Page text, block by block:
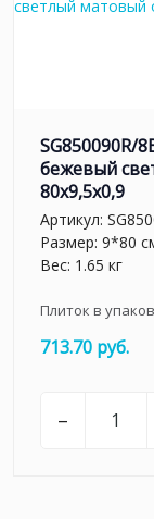
SG850090R/
бежевый
80x9,5x0,9
Артикул:
Размер: 9*80
Вес: 1.65 кг
Плиток в
713.70 руб.
–